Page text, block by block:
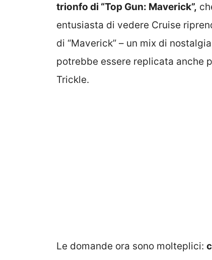
trionfo di “Top Gun: Maverick”,
entusiasta di vedere Cruise
di “Maverick” – un mix di
potrebbe essere replicata anche
Trickle.
Le domande ora sono molteplici: